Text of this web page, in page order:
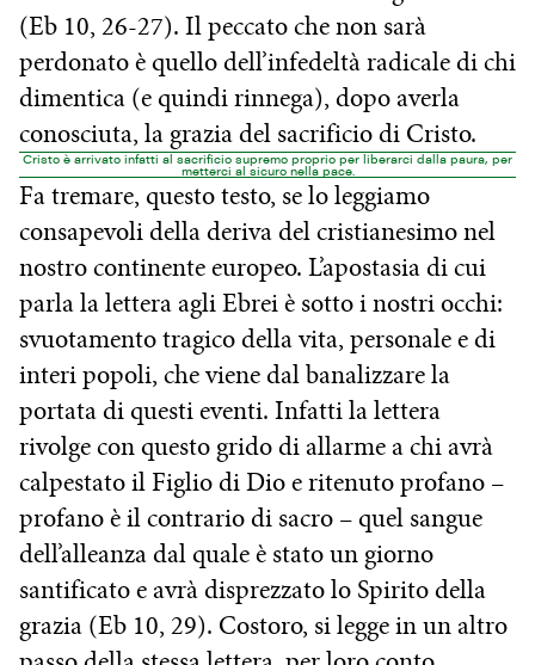
(Eb 10, 26-27). Il peccato che non sarà
perdonato è quello dell’infedeltà radicale di chi
dimentica (e quindi rinnega), dopo averla
conosciuta, la grazia del sacrificio di Cristo.
Cristo è arrivato infatti al sacrificio supremo proprio per liberarci dalla paura, per
metterci al sicuro nella pace.
Fa tremare, questo testo, se lo leggiamo
consapevoli della deriva del cristianesimo nel
nostro continente europeo. L’apostasia di cui
parla la lettera agli Ebrei è sotto i nostri occhi:
svuotamento tragico della vita, personale e di
interi popoli, che viene dal banalizzare la
portata di questi eventi. Infatti la lettera
rivolge con questo grido di allarme a chi avrà
calpestato il Figlio di Dio e ritenuto profano –
profano è il contrario di sacro – quel sangue
dell’alleanza dal quale è stato un giorno
santificato e avrà disprezzato lo Spirito della
grazia (Eb 10, 29). Costoro, si legge in un altro